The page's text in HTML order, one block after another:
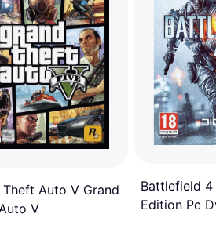
Theft Auto V Grand
V
Battlefield 4
Edition Pc